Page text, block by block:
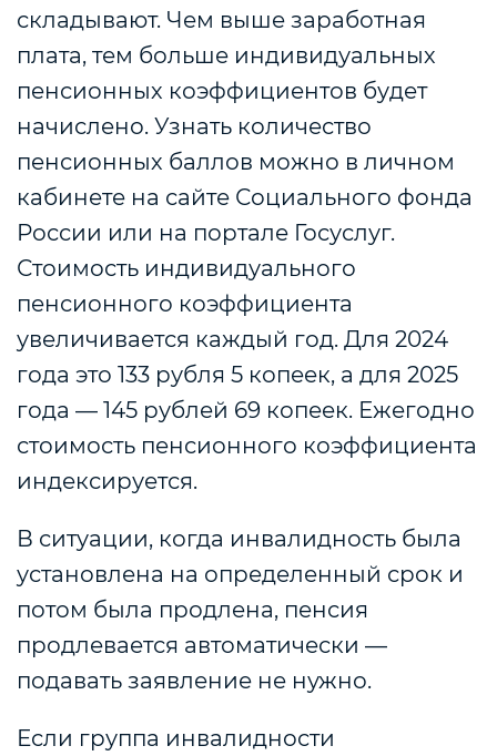
складывают. Чем выше заработная
плата, тем больше индивидуальных
пенсионных коэффициентов будет
начислено. Узнать количество
пенсионных баллов можно в личном
кабинете на сайте Социального фонда
России или на портале Госуслуг.
Стоимость индивидуального
пенсионного коэффициента
увеличивается каждый год. Для 2024
года это 133 рубля 5 копеек, а для 2025
года — 145 рублей 69 копеек. Ежегодно
стоимость пенсионного коэффициента
индексируется.
В ситуации, когда инвалидность была
установлена на определенный срок и
потом была продлена, пенсия
продлевается автоматически —
подавать заявление не нужно.
Если группа инвалидности